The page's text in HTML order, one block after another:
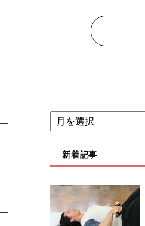
新着記事